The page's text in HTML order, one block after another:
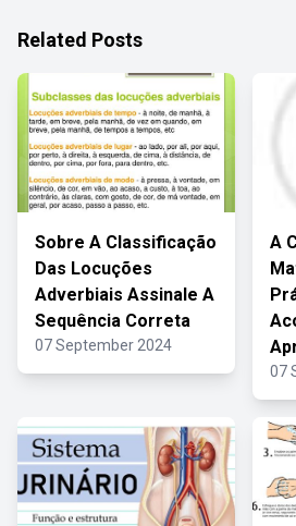
Related Posts
Sobre A Classificação
Das Locuções
Adverbiais Assinale A
Sequência Correta
07 September 2024
A
07